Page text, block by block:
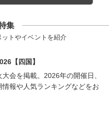
集
トやイベントを紹介
【四国】
会を掲載。2026年の開催日、
情報や人気ランキングなどをお